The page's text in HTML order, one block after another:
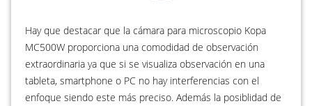
Hay que destacar que la cámara para microscopio Kopa
MC500W proporciona una comodidad de observación
extraordinaria ya que si se visualiza observación en una
tableta, smartphone o PC no hay interferencias con el
enfoque siendo este más preciso. Además la posiblidad de